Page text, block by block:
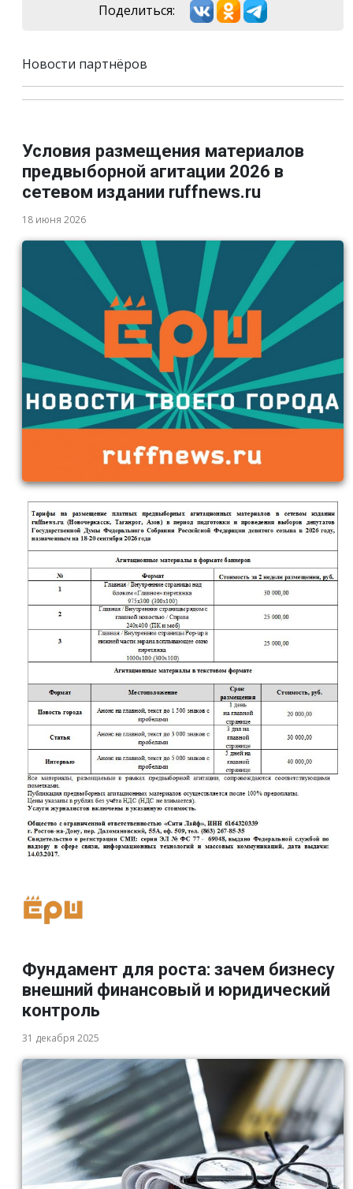
Поделиться:
Новости партнёров
Условия размещения материалов
предвыборной агитации 2026 в
сетевом издании ruffnews.ru
18 июня 2026
Фундамент для роста: зачем бизнесу
внешний финансовый и юридический
контроль
31 декабря 2025